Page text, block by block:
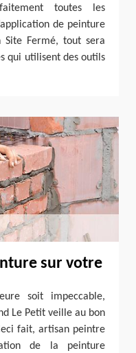
toutes les
de peinture
Site Fermé, tout sera
qui utilisent des outils
sur votre
soit impeccable,
Le Petit veille au bon
fait, artisan peintre
de la peinture